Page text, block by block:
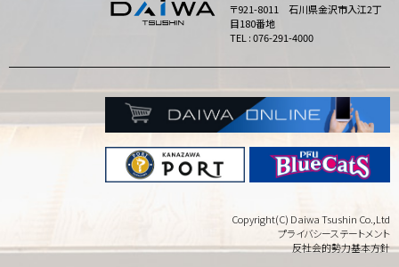
〒921-8011 石川県金沢市入江2丁
目180番地
TEL : 076-291-4000
Copyright(C) Daiwa Tsushin Co.,Ltd
プライバシーステートメント
反社会的勢力基本方針